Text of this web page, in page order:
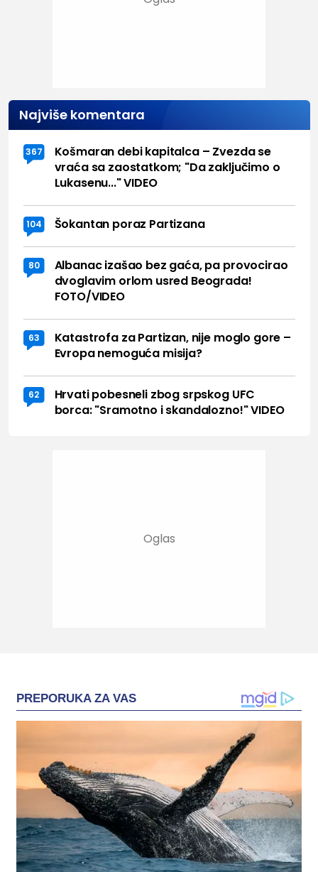
Najviše komentara
367
Košmaran debi kapitalca – Zvezda se
vraća sa zaostatkom; "Da zaključimo o
Lukasenu..." VIDEO
104 Šokantan poraz Partizana
80
Albanac izašao bez gaća, pa provocirao
dvoglavim orlom usred Beograda!
FOTO/VIDEO
63
Katastrofa za Partizan, nije moglo gore –
Evropa nemoguća misija?
62
Hrvati pobesneli zbog srpskog UFC
borca: "Sramotno i skandalozno!" VIDEO
PREPORUKA ZA VAS